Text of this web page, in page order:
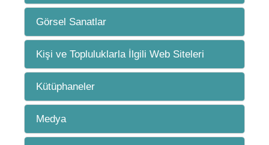
Görsel Sanatlar
Kişi ve Topluluklarla İlgili Web Siteleri
Kütüphaneler
Medya